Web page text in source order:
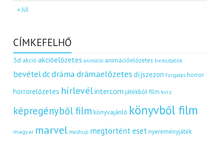
« Júl
CÍMKEFELHŐ
3d akció akcióelőzetes animáció animációelőzetes bemutatók
bevételdcdráma drámaelőzetes díjszezon forgatás horror
horrorelőzetes hírlevélintercom játékból film kvíz
képregényből film könyvajánló könyvből film
magyar marvel mashup megtörtént eset nyereményjáték